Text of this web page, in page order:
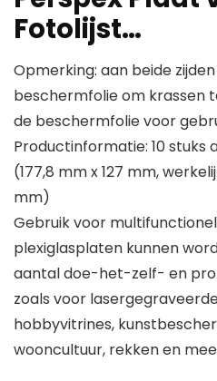
Fotolijst…
Opmerking: aan beide
beschermfolie om krassen
de beschermfolie voor
Productinformatie: 10
(177,8 mm x 127 mm,
mm)
Gebruik voor
plexiglasplaten kunnen
aantal doe-het-zelf- en
zoals voor
hobbyvitrines,
wooncultuur, rekken en